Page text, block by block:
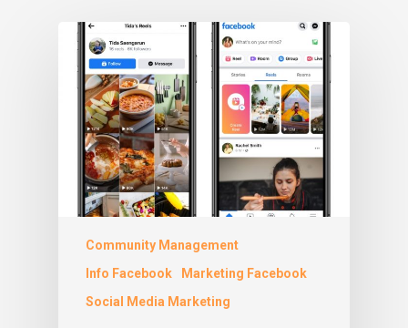
Community Management
Info Facebook
Marketing Facebook
Social Media Marketing